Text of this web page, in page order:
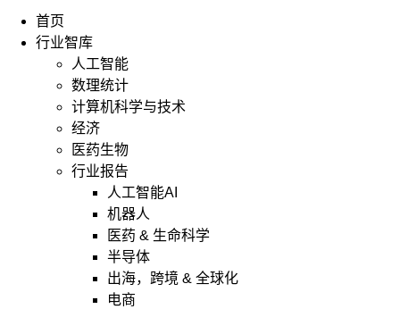
首页
行业智库
人工智能
数理统计
计算机科学与技术
经济
医药生物
行业报告
人工智能AI
机器人
医药 & 生命科学
半导体
出海，跨境 & 全球化
电商